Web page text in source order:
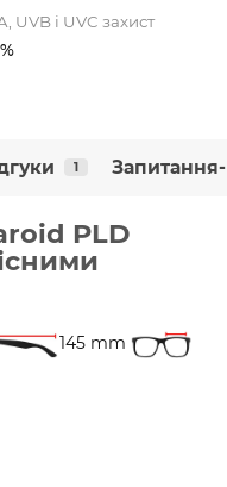
UVB і UVC захист
1 Запитання-
PLD
145 mm